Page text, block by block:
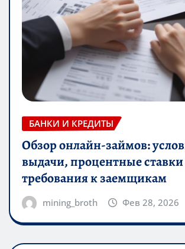
БАНКИ И КРЕДИТЫ
Обзор онлайн-займов:
выдачи, процентные
требования к заемщикам
mining_broth Фев 28, 2026